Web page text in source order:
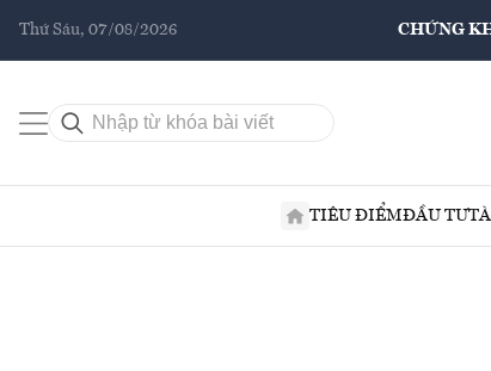
Thứ Sáu, 07/08/2026 CHỨNG
TIÊU ĐIỂMĐẦU TƯ